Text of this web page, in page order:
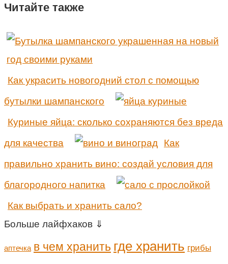
Читайте также
Как украсить новогодний стол с помощью
бутылки шампанского
Куриные яйца: сколько сохраняются без вреда
для качества
Как
правильно хранить вино: создай условия для
благородного напитка
Как выбрать и хранить сало?
Больше лайфхаков ⇓
аптечка в чем хранить где хранить грибы